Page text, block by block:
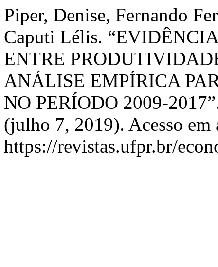
Piper, Denise, Fernando
Caputi Lélis.
ENTRE
ANÁLISE EMPÍRICA
NO PERÍODO 2009-
(julho 7, 2019). Acesso em
https://revistas.ufpr.br/